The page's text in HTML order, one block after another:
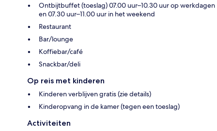
Ontbijtbuffet (toeslag) 07.00 uur–10.30 uur op werkdagen
en 07.30 uur–11.00 uur in het weekend
Restaurant
Bar/lounge
Koffiebar/café
Snackbar/deli
Op reis met kinderen
Kinderen verblijven gratis (zie details)
Kinderopvang in de kamer (tegen een toeslag)
Activiteiten